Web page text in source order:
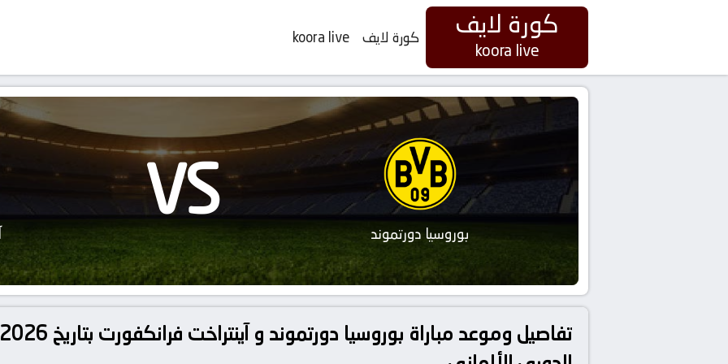
كورة لايف
koora live
كورة لايف koora live
بوروسيا دورتموند VS